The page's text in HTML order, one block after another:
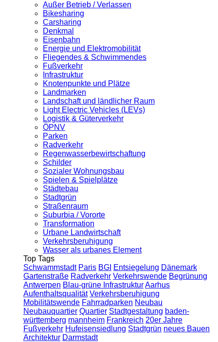
Außer Betrieb / Verlassen
Bikesharing
Carsharing
Denkmal
Eisenbahn
Energie und Elektromobilität
Fliegendes & Schwimmendes
Fußverkehr
Infrastruktur
Knotenpunkte und Plätze
Landmarken
Landschaft und ländlicher Raum
Light Electric Vehicles (LEVs)
Logistik & Güterverkehr
ÖPNV
Parken
Radverkehr
Regenwasserbewirtschaftung
Schilder
Sozialer Wohnungsbau
Spielen & Spielplätze
Städtebau
Stadtgrün
Straßenraum
Suburbia / Vororte
Transformation
Urbane Landwirtschaft
Verkehrsberuhigung
Wasser als urbanes Element
Top Tags
Schwammstadt Paris BGI Entsiegelung Dänemark
Gartenstraße Radverkehr Verkehrswende Begrünung
Antwerpen Blau-grüne InfrastrukturAarhus
Aufenthaltsqualität Verkehrsberuhigung
Mobilitätswende Fahrradparken Neubau
Neubauquartier Quartier Stadtgestaltung baden-
württemberg mannheim Frankreich 20er Jahre
Fußverkehr Hufeisensiedlung Stadtgrün neues Bauen
Architektur Darmstadt